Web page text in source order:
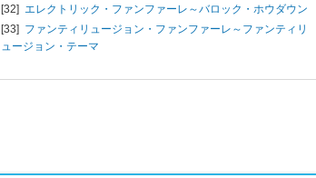
[32] エレクトリック・ファンファーレ～バロック・ホウダウン
[33] ファンティリュージョン・ファンファーレ～ファンティリ
ュージョン・テーマ